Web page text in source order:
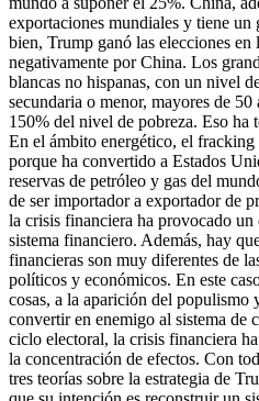
exportaciones mundiales y tiene un
bien, Trump ganó las elecciones en
negativamente por China. Los
blancas no hispanas, con un nivel
secundaria o menor, mayores de
150% del nivel de pobreza. Eso ha
En el ámbito energético, el
porque ha convertido a Estados
reservas de petróleo y gas del
de ser importador a exportador de
la crisis financiera ha provocado
sistema financiero. Además, hay
financieras son muy diferentes de
políticos y económicos. En este
cosas, a la aparición del populismo
convertir en enemigo al sistema de
ciclo electoral, la crisis financiera
la concentración de efectos. Con
tres teorías sobre la estrategia de